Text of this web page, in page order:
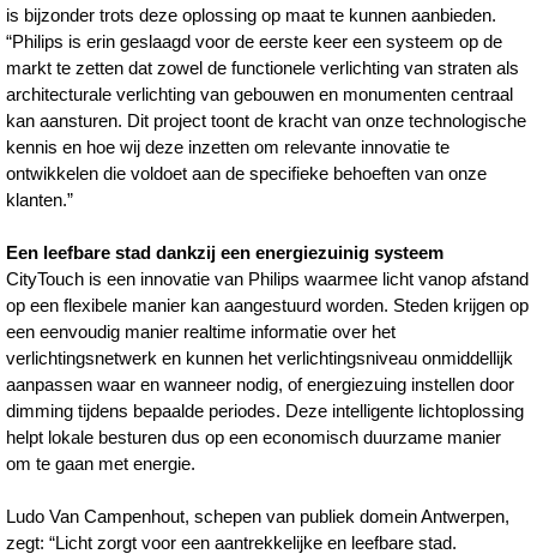
is bijzonder trots deze oplossing op maat te kunnen aanbieden.
“Philips is erin geslaagd voor de eerste keer een systeem op de
markt te zetten dat zowel de functionele verlichting van straten als
architecturale verlichting van gebouwen en monumenten centraal
kan aansturen. Dit project toont de kracht van onze technologische
kennis en hoe wij deze inzetten om relevante innovatie te
ontwikkelen die voldoet aan de specifieke behoeften van onze
klanten.”
Een leefbare stad dankzij een energiezuinig systeem
CityTouch is een innovatie van Philips waarmee licht vanop afstand
op een flexibele manier kan aangestuurd worden. Steden krijgen op
een eenvoudig manier realtime informatie over het
verlichtingsnetwerk en kunnen het verlichtingsniveau onmiddellijk
aanpassen waar en wanneer nodig, of energiezuing instellen door
dimming tijdens bepaalde periodes. Deze intelligente lichtoplossing
helpt lokale besturen dus op een economisch duurzame manier
om te gaan met energie.
Ludo Van Campenhout, schepen van publiek domein Antwerpen,
zegt: “Licht zorgt voor een aantrekkelijke en leefbare stad.